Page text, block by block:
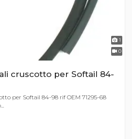
1
0
cruscotto per Softail 84-
per Softail 84-98 rif OEM 71295-68